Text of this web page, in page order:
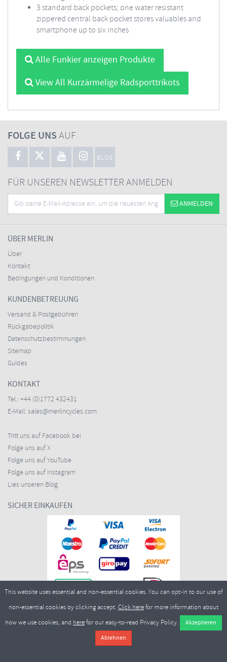
3 standard back pockets; one water resistant
zippered central back pocket stores valuables and
smartphone up to six inches
Alle Funkier anzeigen Produkte
View All Kurzärmelige Radsporttrikots
FOLGE UNSAUF
BLOG
FÜR UNSEREN NEWSLETTER ANMELDEN
ANMELDEN
ÜBER MERLIN
Über
Kontakt
Bedingungen und Konditionen
KUNDENBETREUUNG
Versand & Postgebühren
Rückgabepolitik
Datenschutzbestimmungen
Sitemap
Guides
KONTAKT
Tel.: +44 (0)1772 432431
E-Mail: sales@merlincycles.com
Tritt uns auf Facebook bei
Folge uns auf X
Folge uns auf YouTube
Folge uns auf Instagram
Lies unseren Blog
SICHER EINKAUFEN
Merlin Cycles Ltd., Unit A4 Buckshaw Link, Ordnance Road, Buckshaw
Village, Chorley PR7 7EL United Kingdom
sales@merlincycles.com
This website uses essential and non-essential cookies. You can opt-in to our use of
non-essential cookies by clicking accept. Click herefor more information about
how we use cookies, and herefor our easy-to-read Privacy Policy.